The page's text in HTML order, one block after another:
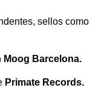
sellos como
Moog Barcelona.
Primate Records.